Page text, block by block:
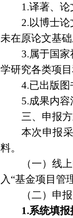
1.译著、
2.以博士
未在原论文基
3.属于国
学研究各类项
4.已出版
5.成果内容
三、申报
本次申报
料。
（一）线
入“基金项目管
（二）申
1.系统填报